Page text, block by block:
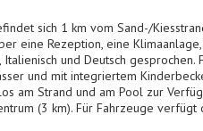
sich 1 km vom Sand-/
eine Rezeption, eine
Italienisch und Deutsch
und mit integriertem
am Strand und am Pool zur
(3 km). Für Fahrzeuge